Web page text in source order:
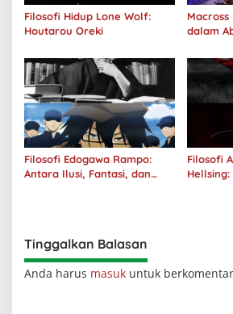
Filosofi Hidup Lone Wolf:
Houtarou Oreki
dalam
Filosofi Edogawa Rampo:
Antara Ilusi, Fantasi, dan
Filosofi
Tinggalkan Balasan
Anda harus masuk untuk